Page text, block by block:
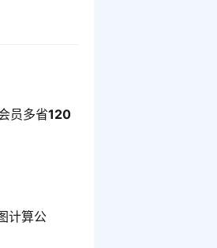
员多省120
计算公